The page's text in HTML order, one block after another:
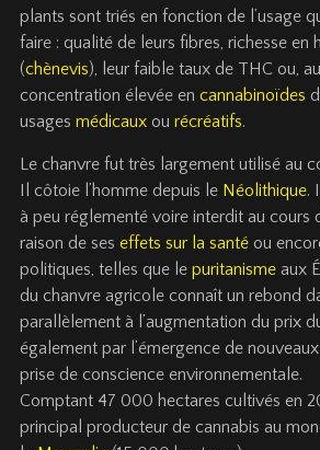
plants sont triés en fonction de l’usage
faire : qualité de leurs fibres, richesse en
(chènevis), leur faible taux de THC ou,
concentration élevée en cannabinoïdes
usages médicaux ou récréatifs.
Le chanvre fut très largement utilisé au
Il côtoie l’homme depuis le Néolithique.
à peu réglementé voire interdit au cours
raison de ses effets sur la santé ou
politiques, telles que le puritanisme aux
du chanvre agricole connaît un rebond
parallèlement à l’augmentation du prix
également par l’émergence de
prise de conscience environnementale.
Comptant 47 000 hectares cultivés en
principal producteur de cannabis au